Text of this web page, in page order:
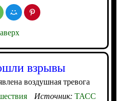
взрывы
воздушная тревога
Источник: ТАСС